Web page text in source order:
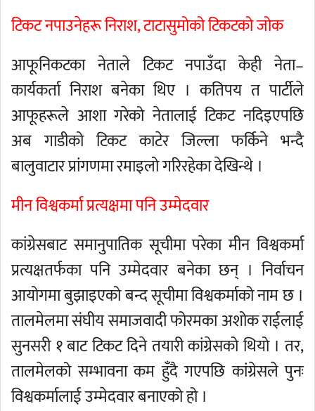
टिकट नपाउनेहरू निराश, टाटासुमोको टिकटको जोक
आफूनिकटका नेताले टिकट नपाउँदा केही नेता–
कार्यकर्ता निराश बनेका थिए । कतिपय त पार्टीले
आफूहरूले आशा गरेको नेतालाई टिकट नदिइएपछि
अब गाडीको टिकट काटेर जिल्ला फर्किने भन्दै
बालुवाटार प्रांगणमा रमाइलो गरिरहेका देखिन्थे ।
मीन विश्वकर्मा प्रत्यक्षमा पनि उम्मेदवार
कांग्रेसबाट समानुपातिक सूचीमा परेका मीन विश्वकर्मा
प्रत्यक्षतर्फका पनि उम्मेदवार बनेका छन् । निर्वाचन
आयोगमा बुझाइएको बन्द सूचीमा विश्वकर्माको नाम छ ।
तालमेलमा संघीय समाजवादी फोरमका अशोक राईलाई
सुनसरी १ बाट टिकट दिने तयारी कांग्रेसको थियो । तर,
तालमेलको सम्भावना कम हुँदै गएपछि कांग्रेसले पुनः
विश्वकर्मालाई उम्मेदवार बनाएको हो ।